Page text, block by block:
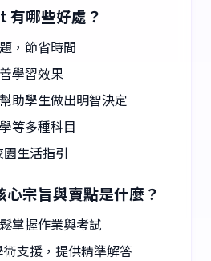
有哪些好處？
，節省時間
學習效果
助學生做出明智決定
等多種科目
生活指引
宗旨與賣點是什麼？
掌握作業與考試
支援，提供精準解答